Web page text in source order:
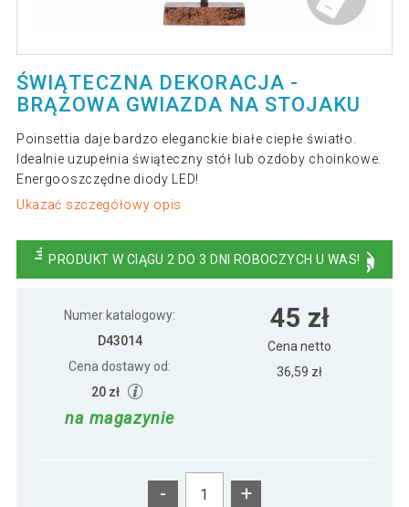
ŚWIĄTECZNA DEKORACJA -
BRĄZOWA GWIAZDA NA STOJAKU
Poinsettia daje bardzo eleganckie białe ciepłe światło.
Idealnie uzupełnia świąteczny stół lub ozdoby choinkowe.
Energooszczędne diody LED!
Ukazać szczegółowy opis
PRODUKT W CIĄGU 2 DO 3 DNI ROBOCZYCH U WAS!
Numer katalogowy:
D43014
Cena dostawy od:
20 zł
na magazynie
45 zł
Cena netto
36,59 zł
- +